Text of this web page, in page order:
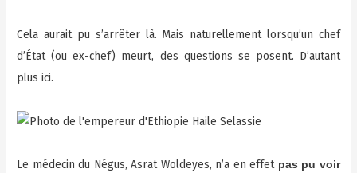
Cela aurait pu s’arrêter là. Mais naturellement lorsqu’un chef
d’État (ou ex-chef) meurt, des questions se posent. D’autant
plus ici.
Le médecin du Négus, Asrat Woldeyes, n’a en effet pas pu voir